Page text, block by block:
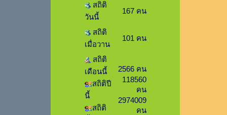
สถิติ
วันนี้
167 คน
สถิติ
เมื่อวาน
101 คน
สถิติ
เดือนนี้
สถิติปี
นี้
สถิติ
2566 คน
118560
คน
2974009
คน